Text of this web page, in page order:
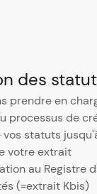
des
prendre en
processus de
statuts
votre extrait
au Registre
(=extrait Kbis)